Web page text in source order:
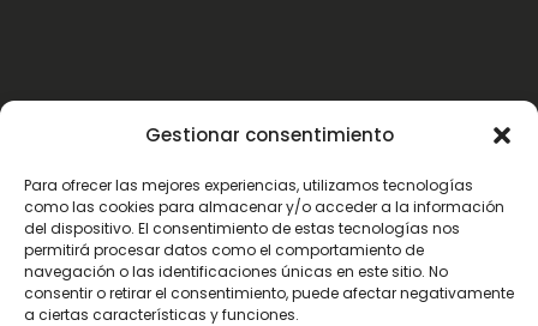
Gestionar consentimiento
Para ofrecer las mejores experiencias, utilizamos tecnologías
como las cookies para almacenar y/o acceder a la información
del dispositivo. El consentimiento de estas tecnologías nos
permitirá procesar datos como el comportamiento de
navegación o las identificaciones únicas en este sitio. No
consentir o retirar el consentimiento, puede afectar negativamente
a ciertas características y funciones.